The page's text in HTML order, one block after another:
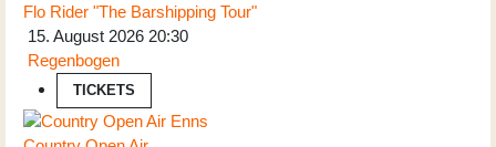
Flo Rider "The Barshipping Tour"
15. August 2026 20:30
Regenbogen
TICKETS